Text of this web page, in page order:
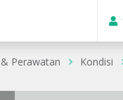
Perawatan Kondisi